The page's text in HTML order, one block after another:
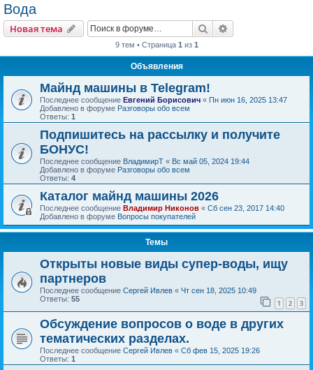
Вода
Новая тема Поиск
9 тем • Страница 1 из 1
Объявления
Майнд машины в Telegram!
Последнее сообщение Евгений Борисович « Пн июн 16, 2025 13:47
Добавлено в форуме Разговоры обо всем
Ответы: 1
Подпишитесь на рассылку и получите
БОНУС!
Последнее сообщение ВладимирТ « Вс май 05, 2024 19:44
Добавлено в форуме Разговоры обо всем
Ответы: 4
Каталог майнд машины 2026
Последнее сообщение Владимир Никонов « Сб сен 23, 2017 14:40
Добавлено в форуме Вопросы покупателей
Темы
Открыты новые виды супер-воды, ищу
партнеров
Последнее сообщение Сергей Ивлев « Чт сен 18, 2025 10:49
Ответы: 55 1 2 3
Обсуждение вопросов о воде в других
тематических разделах.
Последнее сообщение Сергей Ивлев « Сб фев 15, 2025 19:26
Ответы: 1